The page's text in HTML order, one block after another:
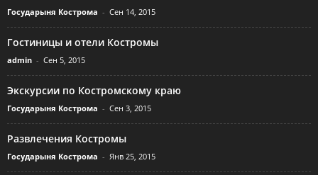
Государыня Кострома - Сен 14, 2015
Гостиницы и отели Костромы
admin - Сен 5, 2015
Экскурсии по Костромскому краю
Государыня Кострома - Сен 3, 2015
Развлечения Костромы
Государыня Кострома - Янв 25, 2015